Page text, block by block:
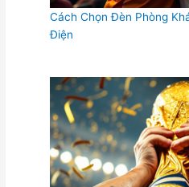
Cách Chọn Đèn Phòng
Điện